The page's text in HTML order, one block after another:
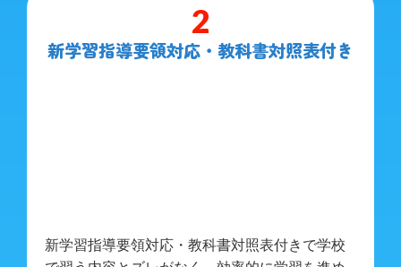
2
新学習指導要領対応・教科書対照表付き
新学習指導要領対応・教科書対照表付きで学校